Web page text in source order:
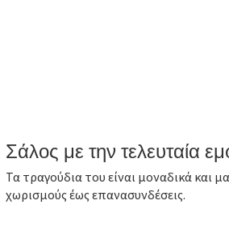
Σάλος με την τελευταία
Τα τραγούδια του είναι μοναδικά και
χωρισμούς έως επανασυνδέσεις.